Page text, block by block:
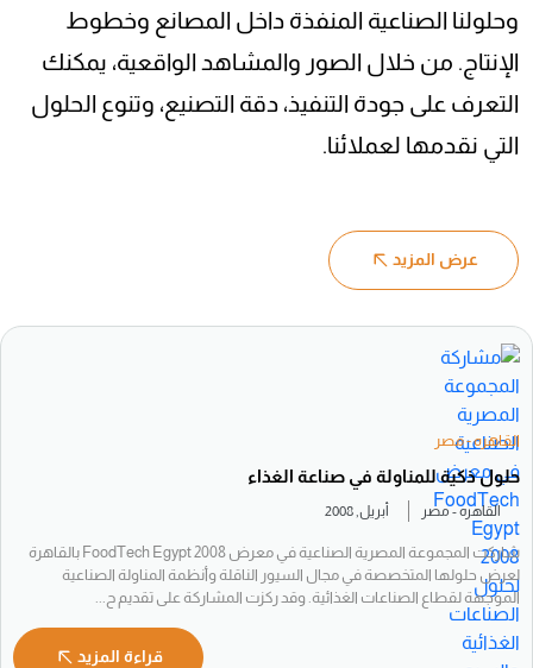
وحلولنا الصناعية المنفذة داخل المصانع وخطوط
الإنتاج. من خلال الصور والمشاهد الواقعية، يمكنك
التعرف على جودة التنفيذ، دقة التصنيع، وتنوع الحلول
التي نقدمها لعملائنا.
عرض المزيد
القاهره - مصر
حلول ذكية للمناولة في صناعة الغذاء
القاهره - مصر أبريل, 2008
شاركت المجموعة المصرية الصناعية في معرض FoodTech Egypt 2008 بالقاهرة
لعرض حلولها المتخصصة في مجال السيور الناقلة وأنظمة المناولة الصناعية
الموجهة لقطاع الصناعات الغذائية. وقد ركزت المشاركة على تقديم ح...
قراءة المزيد